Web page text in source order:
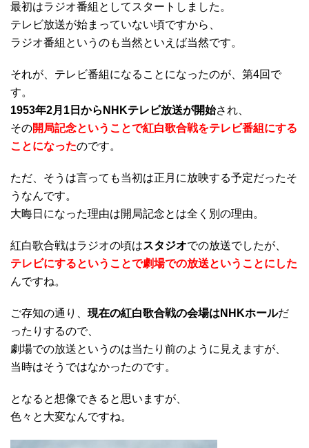
最初はラジオ番組としてスタートしました。
テレビ放送が始まっていない頃ですから、
ラジオ番組というのも当然といえば当然です。
それが、テレビ番組になることになったのが、第4回で
す。
1953年2月1日からNHKテレビ放送が開始され、
その開局記念ということで紅白歌合戦をテレビ番組にする
ことになったのです。
ただ、そうは言っても当初は正月に放映する予定だったそ
うなんです。
大晦日になった理由は開局記念とは全く別の理由。
紅白歌合戦はラジオの頃はスタジオでの放送でしたが、
テレビにするということで劇場での放送ということにした
んですね。
ご存知の通り、 現在の紅白歌合戦の会場はNHKホールだ
ったりするので、
劇場での放送というのは当たり前のように見えますが、
当時はそうではなかったのです。
となると想像できると思いますが、
色々と大変なんですね。